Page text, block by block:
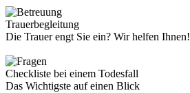
Trauerbegleitung
Die Trauer engt Sie ein? Wir helfen Ihnen!
Checkliste bei einem Todesfall
Das Wichtigste auf einen Blick